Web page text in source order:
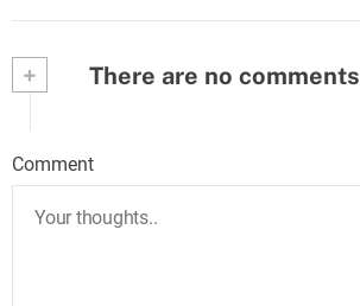
+ There are no comments
Comment